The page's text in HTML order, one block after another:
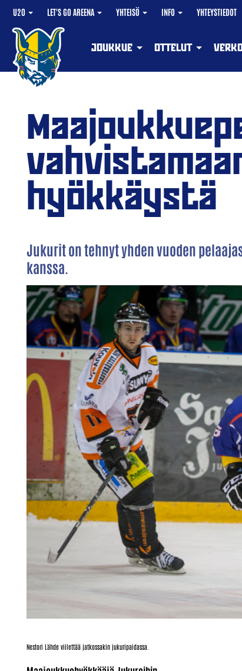
U20 LET'S GO AREENA YHTEISÖ INFO YHTEYSTIEDOT
JOUKKUE OTTELUT
hyökkäystä
Jukurit on tehnyt yhden vuoden
kanssa.
Nestori Lähde viilettää jatkossakin jukuripaidassa.